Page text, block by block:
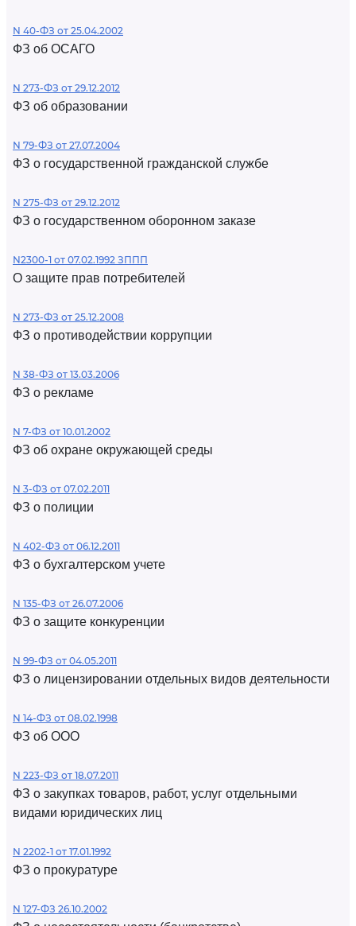
N 40-ФЗ от 25.04.2002
ФЗ об ОСАГО
N 273-ФЗ от 29.12.2012
ФЗ об образовании
N 79-ФЗ от 27.07.2004
ФЗ о государственной гражданской службе
N 275-ФЗ от 29.12.2012
ФЗ о государственном оборонном заказе
N2300-1 от 07.02.1992 ЗППП
О защите прав потребителей
N 273-ФЗ от 25.12.2008
ФЗ о противодействии коррупции
N 38-ФЗ от 13.03.2006
ФЗ о рекламе
N 7-ФЗ от 10.01.2002
ФЗ об охране окружающей среды
N 3-ФЗ от 07.02.2011
ФЗ о полиции
N 402-ФЗ от 06.12.2011
ФЗ о бухгалтерском учете
N 135-ФЗ от 26.07.2006
ФЗ о защите конкуренции
N 99-ФЗ от 04.05.2011
ФЗ о лицензировании отдельных видов деятельности
N 14-ФЗ от 08.02.1998
ФЗ об ООО
N 223-ФЗ от 18.07.2011
ФЗ о закупках товаров, работ, услуг отдельными
видами юридических лиц
N 2202-1 от 17.01.1992
ФЗ о прокуратуре
N 127-ФЗ 26.10.2002